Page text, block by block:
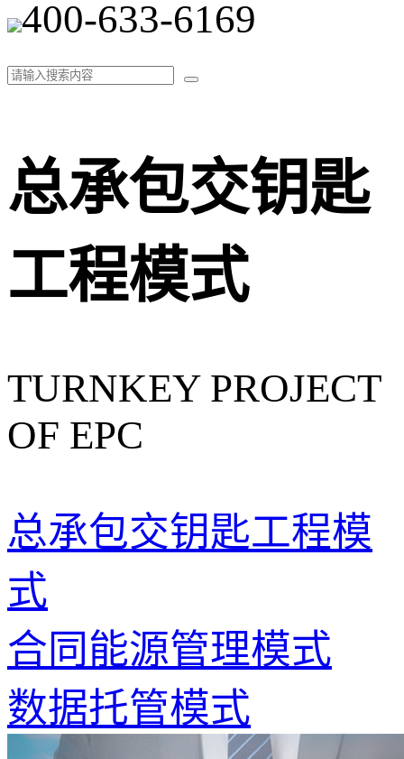
400-633-6169
总承包交钥匙
工程模式
TURNKEY PROJECT
OF EPC
总承包交钥匙工程模
式
合同能源管理模式
数据托管模式